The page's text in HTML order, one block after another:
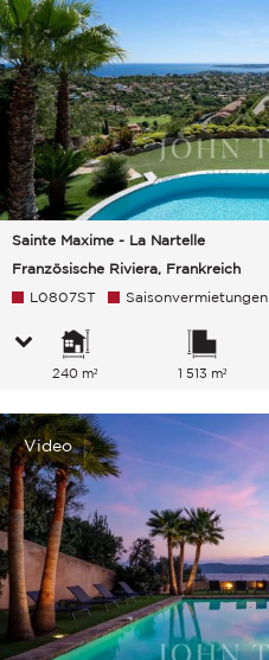
Sainte Maxime - La Nartelle
Französische Riviera, Frankreich
L0807ST Saisonvermietungen
240 m² 1 513 m²
Video